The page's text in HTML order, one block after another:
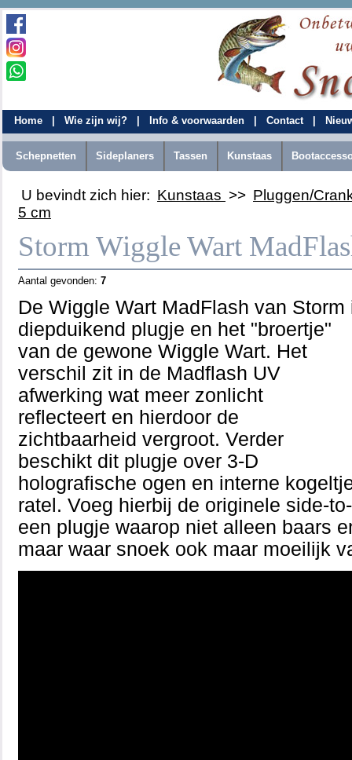
Home Wie zijn wij? Info & voorwaarden Contact
Schepnetten Sideplaners Tassen Kunstaas
U bevindt zich hier: Kunstaas >> Pluggen/
5 cm
Storm Wiggle Wart
Aantal gevonden: 7
De Wiggle Wart MadFlash van
diepduikend plugje en het "broertje"
van de gewone Wiggle Wart. Het
verschil zit in de Madflash UV
afwerking wat meer zonlicht
reflecteert en hierdoor de
zichtbaarheid vergroot. Verder
beschikt dit plugje over 3-D
holografische ogen en interne
ratel. Voeg hierbij de originele side-
een plugje waarop niet alleen baars
maar waar snoek ook maar moeilijk